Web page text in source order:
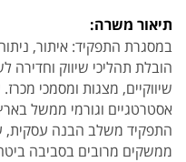
תיאור משרה:
במסגרת התפקיד: איתור,
הובלת תהליכי שיווק וחדירה
שיווקיים, מצגות ומסמכי
אסטרטגיים וגורמי ממשל
התפקיד משלב הבנה עסקית,
ממשקים מרובים בסביבה